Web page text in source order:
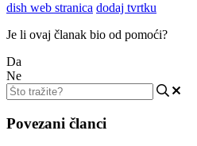
dish web stranica dodaj tvrtku
Je li ovaj članak bio od pomoći?
Da
Ne
Povezani članci